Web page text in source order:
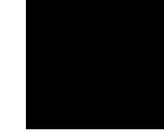
ಆದಾಗ್ಯೂ, ನಿಮ್ಮ ಒಟ್ಟಾರೆ ಆಹಾರ